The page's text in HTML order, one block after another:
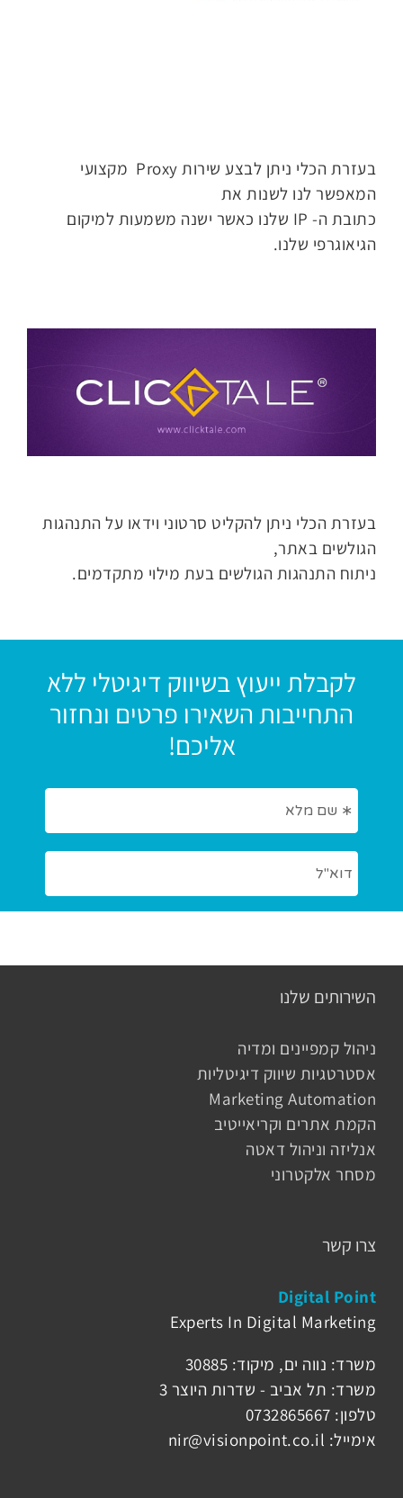
בעזרת הכלי ניתן לבצע שירות Proxy מקצועי
המאפשר לנו לשנות את
כתובת ה- IP שלנו כאשר ישנה משמעות למיקום
הגיאוגרפי שלנו.
בעזרת הכלי ניתן להקליט סרטוני וידאו על התנהגות
הגולשים באתר,
ניתוח התנהגות הגולשים בעת מילוי מתקדמים.
לקבלת ייעוץ בשיווק דיגיטלי ללא
התחייבות השאירו פרטים ונחזור
אליכם!
השירותים שלנו
ניהול קמפיינים ומדיה
אסטרטגיות שיווק דיגיטליות
Marketing Automation
הקמת אתרים וקריאייטיב
אנליזה וניהול דאטה
מסחר אלקטרוני
צרו קשר
Digital Point
Experts In Digital Marketing
משרד: נווה ים, מיקוד: 30885
משרד: תל אביב - שדרות היוצר 3
טלפון: 0732865667
אימייל: nir@visionpoint.co.il